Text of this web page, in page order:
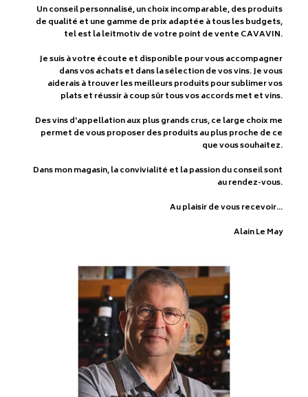
Un conseil personnalisé, un choix incomparable, des produits
de qualité et une gamme de prix adaptée à tous les budgets,
tel est la leitmotiv de votre point de vente CAVAVIN.
Je suis à votre écoute et disponible pour vous accompagner
dans vos achats et dans la sélection de vos vins. Je vous
aiderais à trouver les meilleurs produits pour sublimer vos
plats et réussir à coup sûr tous vos accords met et vins.
Des vins d'appellation aux plus grands crus, ce large choix me
permet de vous proposer des produits au plus proche de ce
que vous souhaitez.
Dans mon magasin, la convivialité et la passion du conseil sont
au rendez-vous.
Au plaisir de vous recevoir…
Alain Le May